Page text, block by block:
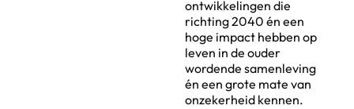
ontwikkelingen die
richting 2040 én een
hoge impact hebben op
leven in de ouder
wordende samenleving
én een grote mate van
onzekerheid kennen.